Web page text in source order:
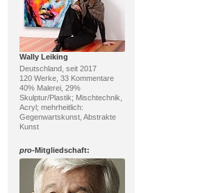
Wally Leiking
Deutschland, seit 2017
120 Werke, 33 Kommentare
40% Malerei, 29%
Skulptur/Plastik; Mischtechnik,
Acryl; mehrheitlich:
Gegenwartskunst, Abstrakte
Kunst
pro-Mitgliedschaft: